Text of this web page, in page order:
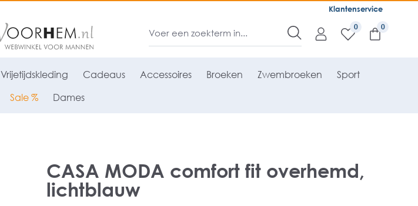
Klantenservice
0
Vrijetijdskleding Cadeaus Accessoires Broeken Zwembroeken Sport
Sale % Dames
CASA MODA comfort fit overhemd,
lichtblauw